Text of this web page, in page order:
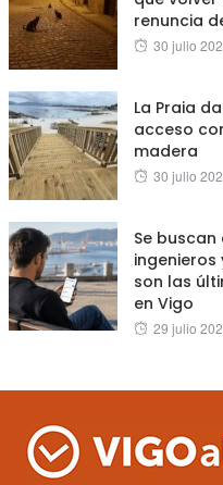
renuncia
Posted
30 julio
La Praia
acceso
madera
Posted
30 julio
Se
ingenieros
son las
en Vigo
Posted
29 julio